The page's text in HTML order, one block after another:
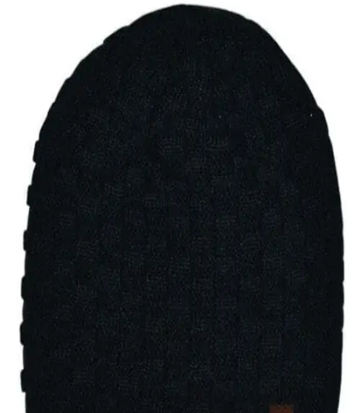
Quick View
Εξαντλημένο
ΑΝΔΡΙΚΑ ΣΚΟΥΦΙΑ
Σκουφί blocks exclusives